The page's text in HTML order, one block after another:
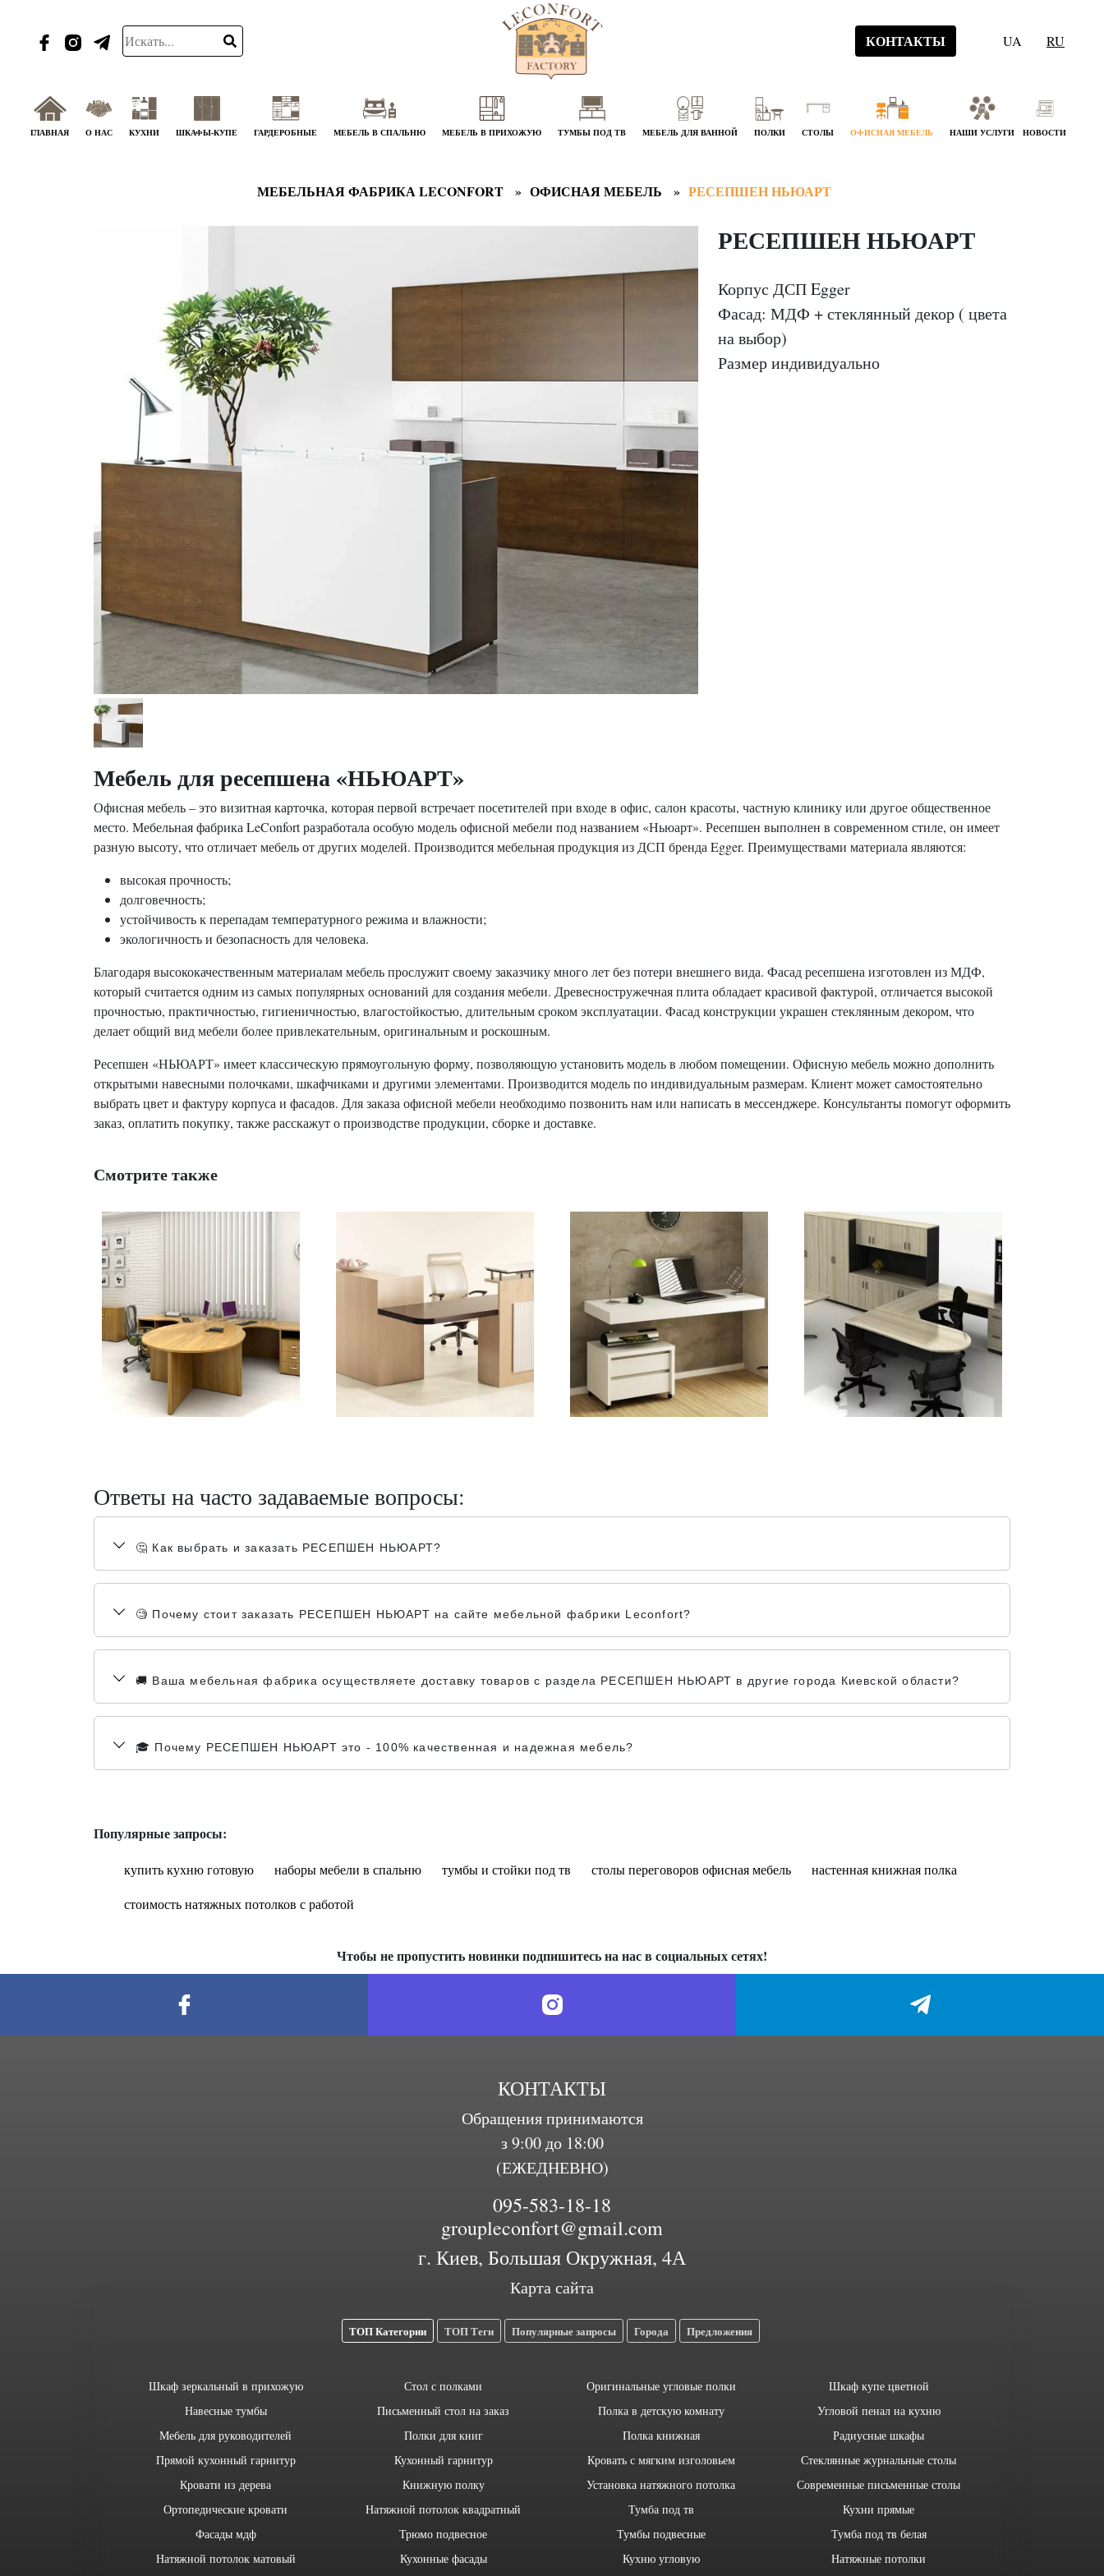
КОНТАКТЫ UA RU
ГЛАВНАЯ О НАС КУХНИ ШКАФЫ-КУПЕ ГАРДЕРОБНЫЕ МЕБЕЛЬ В СПАЛЬНЮ МЕБЕЛЬ В ПРИХОЖУЮ ТУМБЫ ПОД ТВ МЕБЕЛЬ ДЛЯ ВАННОЙ ПОЛКИ СТОЛЫ ОФИСНАЯ МЕБЕЛЬ НАШИ УСЛУГИ НОВОСТИ
МЕБЕЛЬНАЯ ФАБРИКА LECONFORT ОФИСНАЯ МЕБЕЛЬ РЕСЕПШЕН НЬЮАРТ
РЕСЕПШЕН НЬЮАРТ
Корпус ДСП Egger
Фасад: МДФ + стеклянный декор ( цвета
на выбор)
Размер индивидуально
Мебель для ресепшена «НЬЮАРТ»
Офисная мебель – это визитная карточка, которая первой встречает посетителей при входе в офис, салон красоты, частную клинику или другое общественное
место. Мебельная фабрика LeConfort разработала особую модель офисной мебели под названием «Ньюарт». Ресепшен выполнен в современном стиле, он имеет
разную высоту, что отличает мебель от других моделей. Производится мебельная продукция из ДСП бренда Egger. Преимуществами материала являются:
высокая прочность;
долговечность;
устойчивость к перепадам температурного режима и влажности;
экологичность и безопасность для человека.
Благодаря высококачественным материалам мебель прослужит своему заказчику много лет без потери внешнего вида. Фасад ресепшена изготовлен из МДФ,
который считается одним из самых популярных оснований для создания мебели. Древесностружечная плита обладает красивой фактурой, отличается высокой
прочностью, практичностью, гигиеничностью, влагостойкостью, длительным сроком эксплуатации. Фасад конструкции украшен стеклянным декором, что
делает общий вид мебели более привлекательным, оригинальным и роскошным.
Ресепшен «НЬЮАРТ» имеет классическую прямоугольную форму, позволяющую установить модель в любом помещении. Офисную мебель можно дополнить
открытыми навесными полочками, шкафчиками и другими элементами. Производится модель по индивидуальным размерам. Клиент может самостоятельно
выбрать цвет и фактуру корпуса и фасадов. Для заказа офисной мебели необходимо позвонить нам или написать в мессенджере. Консультанты помогут оформить
заказ, оплатить покупку, также расскажут о производстве продукции, сборке и доставке.
Смотрите также
Ответы на часто задаваемые вопросы:
🤔 Как выбрать и заказать РЕСЕПШЕН НЬЮАРТ?
🧐 Почему стоит заказать РЕСЕПШЕН НЬЮАРТ на сайте мебельной фабрики Leconfort?
🚚 Ваша мебельная фабрика осуществляете доставку товаров с раздела РЕСЕПШЕН НЬЮАРТ в другие города Киевской области?
🎓 Почему РЕСЕПШЕН НЬЮАРТ это - 100% качественная и надежная мебель?
Популярные запросы:
купить кухню готовую наборы мебели в спальню тумбы и стойки под тв столы переговоров офисная мебель
настенная книжная полка
стоимость натяжных потолков с работой
Чтобы не пропустить новинки подпишитесь на нас в социальных сетях!
КОНТАКТЫ
Обращения принимаются
з 9:00 до 18:00
(ЕЖЕДНЕВНО)
095-583-18-18
groupleconfort@gmail.com
г. Киев, Большая Окружная, 4А
Карта сайта
ТОП Категории ТОП Теги Популярные запросы Города Предложения
Шкаф зеркальный в прихожую
Навесные тумбы
Мебель для руководителей
Прямой кухонный гарнитур
Кровати из дерева
Ортопедические кровати
Фасады мдф
Натяжной потолок матовый
Стол с полками
Письменный стол на заказ
Полки для книг
Кухонный гарнитур
Книжную полку
Натяжной потолок квадратный
Трюмо подвесное
Кухонные фасады
Оригинальные угловые полки
Полка в детскую комнату
Полка книжная
Кровать с мягким изголовьем
Установка натяжного потолка
Тумба под тв
Тумбы подвесные
Кухню угловую
Шкаф купе цветной
Угловой пенал на кухню
Радиусные шкафы
Стеклянные журнальные столы
Современные письменные столы
Кухни прямые
Тумба под тв белая
Натяжные потолки